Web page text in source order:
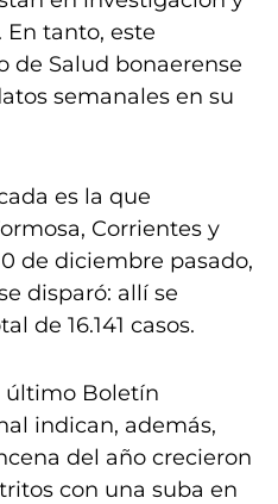
En tanto, este
de Salud bonaerense
semanales en su
es la que
Corrientes y
de diciembre pasado,
disparó: allí se
de 16.141 casos.
último Boletín
indican, además,
del año crecieron
con una suba en